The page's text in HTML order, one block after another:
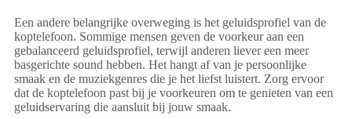
Een andere belangrijke overweging is het geluidsprofiel van de
koptelefoon. Sommige mensen geven de voorkeur aan een
gebalanceerd geluidsprofiel, terwijl anderen liever een meer
basgerichte sound hebben. Het hangt af van je persoonlijke
smaak en de muziekgenres die je het liefst luistert. Zorg ervoor
dat de koptelefoon past bij je voorkeuren om te genieten van een
geluidservaring die aansluit bij jouw smaak.